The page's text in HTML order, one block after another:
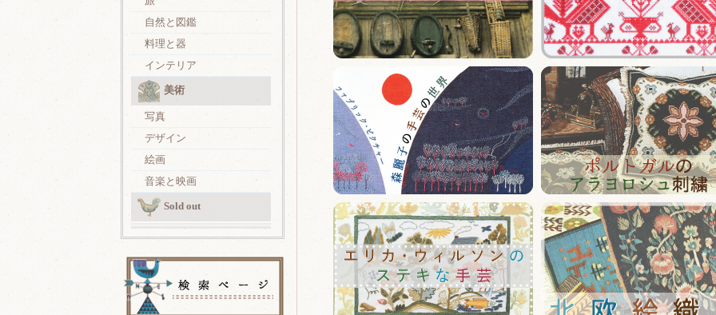
自然と図鑑
料理と器
インテリア
美術
写真
デザイン
絵画
音楽と映画
Sold out